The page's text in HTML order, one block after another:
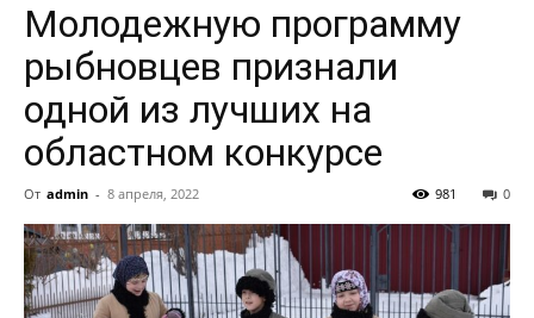
Евпатия
Молодежную программу
рыбновцев признали
одной из лучших на
областном конкурсе
От admin - 8 апреля, 2022 0
981